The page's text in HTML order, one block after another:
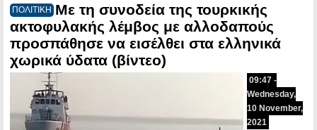
ΠΟΛΙΤΙΚΗ Με τη συνοδεία της τουρκικής
ακτοφυλακής λέμβος με αλλοδαπούς
προσπάθησε να εισέλθει στα ελληνικά
χωρικά ύδατα (βίντεο)
09:47 -
Wednesday,
10 November,
2021